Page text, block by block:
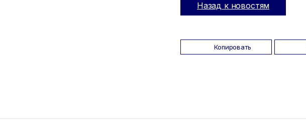
Назад к новостям
Копировать